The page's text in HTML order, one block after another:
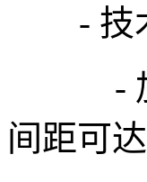
- 技术
- 加工
间距可达